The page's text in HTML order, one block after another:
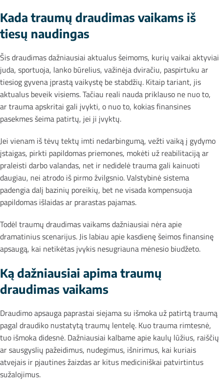
Kada traumų draudimas vaikams iš
tiesų naudingas
Šis draudimas dažniausiai aktualus šeimoms, kurių vaikai aktyviai
juda, sportuoja, lanko būrelius, važinėja dviračiu, paspirtuku ar
tiesiog gyvena įprastą vaikystę be stabdžių. Kitaip tariant, jis
aktualus beveik visiems. Tačiau reali nauda priklauso ne nuo to,
ar trauma apskritai gali įvykti, o nuo to, kokias finansines
pasekmes šeima patirtų, jei ji įvyktų.
Jei vienam iš tėvų tektų imti nedarbingumą, vežti vaiką į gydymo
įstaigas, pirkti papildomas priemones, mokėti už reabilitaciją ar
praleisti darbo valandas, net ir nedidelė trauma gali kainuoti
daugiau, nei atrodo iš pirmo žvilgsnio. Valstybinė sistema
padengia dalį bazinių poreikių, bet ne visada kompensuoja
papildomas išlaidas ar prarastas pajamas.
Todėl traumų draudimas vaikams dažniausiai nėra apie
dramatinius scenarijus. Jis labiau apie kasdienę šeimos finansinę
apsaugą, kai netikėtas įvykis nesugriauna mėnesio biudžeto.
Ką dažniausiai apima traumų
draudimas vaikams
Draudimo apsauga paprastai siejama su išmoka už patirtą traumą
pagal draudiko nustatytą traumų lentelę. Kuo trauma rimtesnė,
tuo išmoka didesnė. Dažniausiai kalbame apie kaulų lūžius, raiščių
ar sausgyslių pažeidimus, nudegimus, išnirimus, kai kuriais
atvejais ir pjautines žaizdas ar kitus mediciniškai patvirtintus
sužalojimus.